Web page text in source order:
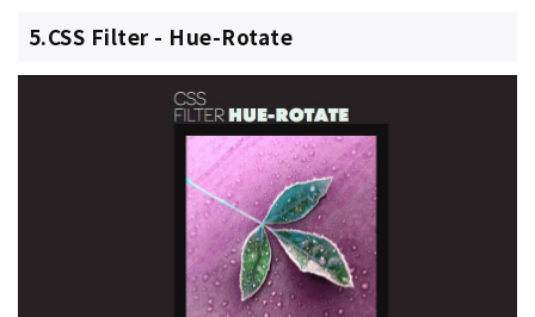
5.CSS Filter - Hue-Rotate